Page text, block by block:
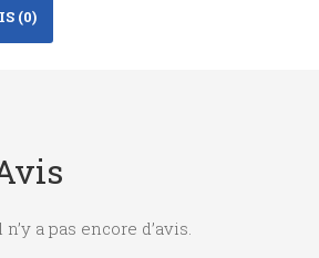
(0)
n’y a pas encore d’avis.